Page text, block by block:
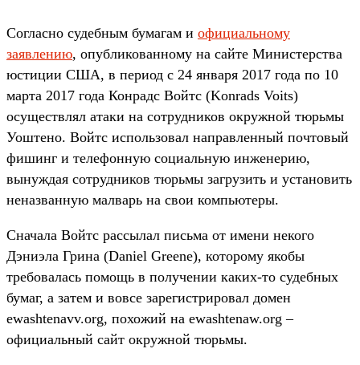
Согласно судебным бумагам и официальному
заявлению, опубликованному на сайте Министерства
юстиции США, в период с 24 января 2017 года по 10
марта 2017 года Конрадс Войтс (Konrads Voits)
осуществлял атаки на сотрудников окружной тюрьмы
Уоштено. Войтс использовал направленный почтовый
фишинг и телефонную социальную инженерию,
вынуждая сотрудников тюрьмы загрузить и установить
неназванную малварь на свои компьютеры.
Сначала Войтс рассылал письма от имени некого
Дэниэла Грина (Daniel Greene), которому якобы
требовалась помощь в получении каких-то судебных
бумаг, а затем и вовсе зарегистрировал домен
ewashtenavv.org, похожий на ewashtenaw.org –
официальный сайт окружной тюрьмы.